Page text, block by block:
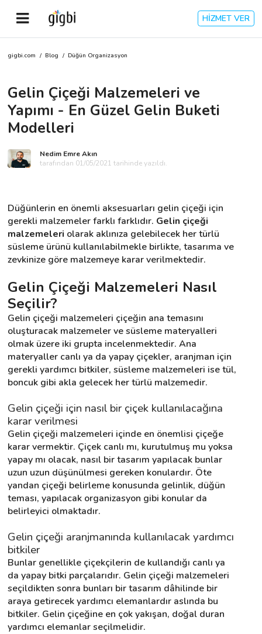
HİZMET VER
Anasayfa
Giriş Yap
Kayıt Ol
Kategoriler
🧐 Nasıl Çalışır?
🌟 Müşteri Değerlendirmeleri
Destek
İletişim
Kariyer
Blog
gigbi.com / Blog / Düğün Organizasyon
Gelin Çiçeği Malzemeleri ve
Yapımı - En Güzel Gelin Buketi
Modelleri
Nedim Emre Akın
tarafından 01/05/2021 tarihinde yazıldı.
Düğünlerin en önemli aksesuarları gelin çiçeği için
gerekli malzemeler farklı farklıdır. Gelin çiçeği
malzemeleri olarak aklınıza gelebilecek her türlü
süsleme ürünü kullanılabilmekle birlikte, tasarıma ve
zevkinize göre malzemeye karar verilmektedir.
Gelin Çiçeği Malzemeleri Nasıl
Seçilir?
Gelin çiçeği malzemeleri çiçeğin ana temasını
oluşturacak malzemeler ve süsleme materyalleri
olmak üzere iki grupta incelenmektedir. Ana
materyaller canlı ya da yapay çiçekler, aranjman için
gerekli yardımcı bitkiler, süsleme malzemeleri ise tül,
boncuk gibi akla gelecek her türlü malzemedir.
Gelin çiçeği için nasıl bir çiçek kullanılacağına
karar verilmesi
Gelin çiçeği malzemeleri içinde en önemlisi çiçeğe
karar vermektir. Çiçek canlı mı, kurutulmuş mu yoksa
yapay mı olacak, nasıl bir tasarım yapılacak bunlar
uzun uzun düşünülmesi gereken konulardır. Öte
yandan çiçeği belirleme konusunda gelinlik, düğün
teması, yapılacak organizasyon gibi konular da
belirleyici olmaktadır.
Gelin çiçeği aranjmanında kullanılacak yardımcı
bitkiler
Bunlar genellikle çiçekçilerin de kullandığı canlı ya
da yapay bitki parçalarıdır. Gelin çiçeği malzemeleri
seçildikten sonra bunları bir tasarım dâhilinde bir
araya getirecek yardımcı elemanlardır aslında bu
bitkiler. Gelin çiçeğine en çok yakışan, doğal duran
yardımcı elemanlar seçilmelidir.